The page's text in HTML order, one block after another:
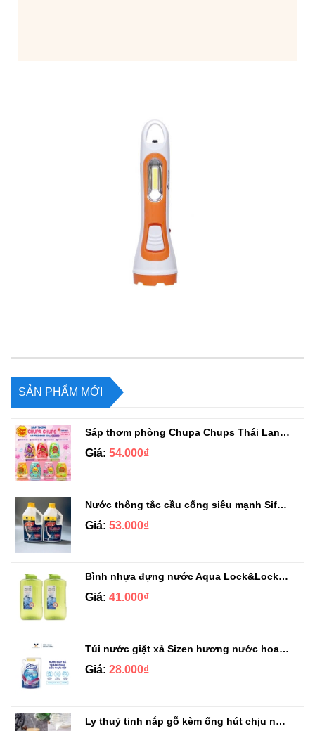
SẢN PHẨM MỚI
Sáp thơm phòng Chupa Chups Thái Lan 230g
Giá: 54.000₫
Nước thông tắc cầu cống siêu mạnh Sifa 1.4kg
Giá: 53.000₫
Bình nhựa đựng nước Aqua Lock&Lock 2.1L
Giá: 41.000₫
Túi nước giặt xả Sizen hương nước hoa 500 ml
Giá: 28.000₫
Ly thuỷ tinh nắp gỗ kèm ống hút chịu nhiệt 500ml